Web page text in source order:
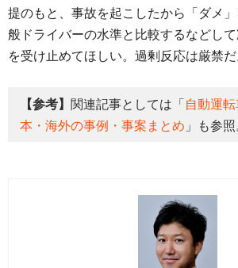
提のもと、事故を起こしたから「ダメ
般ドライバーの水準と比較するなどし
を受け止めてほしい。過剰反応は厳禁だ
【参考】 関連記事としては「 自動運
本・海外の事例・事案まとめ 」も参照